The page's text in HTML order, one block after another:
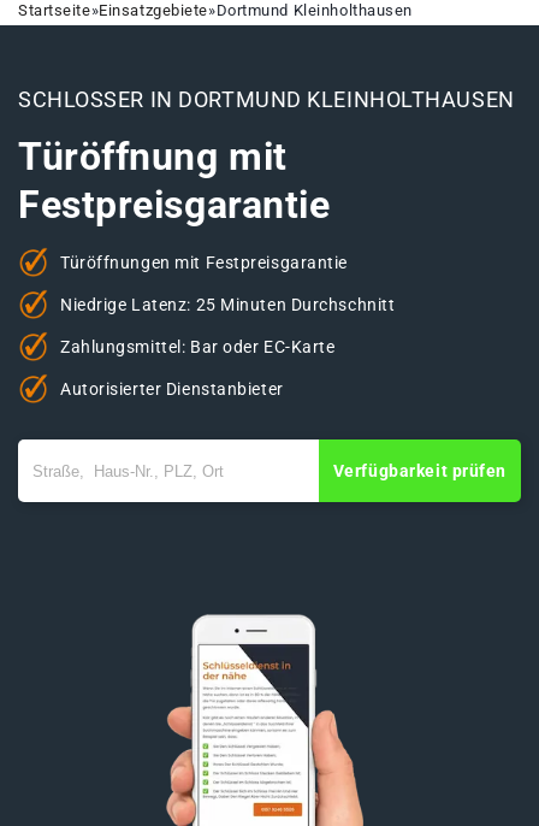
Startseite»Einsatzgebiete»Dortmund Kleinholthausen
SCHLOSSER IN DORTMUND KLEINHOLTHAUSEN
Türöffnung mit
Festpreisgarantie
Türöffnungen mit Festpreisgarantie
Niedrige Latenz: 25 Minuten Durchschnitt
Zahlungsmittel: Bar oder EC-Karte
Autorisierter Dienstanbieter
Verfügbarkeit prüfen